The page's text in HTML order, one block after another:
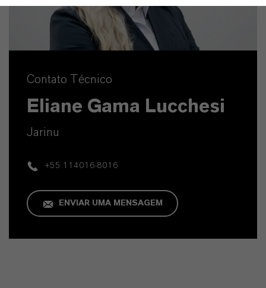
Contato Técnico
Eliane Gama Lucchesi
Jarinu
+55 114016-8016
ENVIAR UMA MENSAGEM